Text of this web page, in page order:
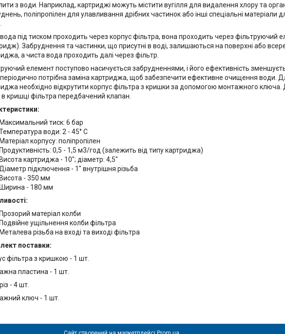
з води. Наприклад, картриджі можуть містити вугілля для видалення хлору та
поліпропілен для улавливання дрібних частинок або інші спеціальні матеріали
під тиском проходить через корпус фільтра, вона проходить через фільтруючий
Забруднення та частинки, що присутні в воді, залишаються на поверхні або
а чиста вода проходить далі через фільтр.
елемент поступово насичується забрудненнями, і його ефективність
потрібна заміна картриджа, щоб забезпечити ефективне очищення води.
необхідно відкрутити корпус фільтра з кришки за допомогою монтажного
в кришці фільтра передбачений клапан.
тиск: 6 бар
води: 2 - 45° C
корпусу: поліпропілен
0,5 - 1,5 м3/год (залежить від типу картриджа)
картриджа - 10"; діаметр: 4,5"
Діаметр підключення - 1" внутрішня різьба
- 350 мм
- 180 мм
матеріал колби
ущільнення колби фільтра
різьба на вході та виході фільтра
поставки:
фільтра з кришкою - 1 шт.
пластина - 1 шт.
- 4 шт.
ключ - 1 шт.